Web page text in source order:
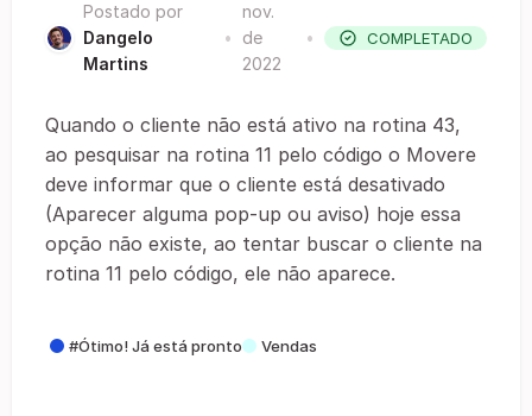
Postado por
Dangelo
Martins
•
nov.
de
2022
• COMPLETADO
Quando o cliente não está ativo na rotina 43,
ao pesquisar na rotina 11 pelo código o Movere
deve informar que o cliente está desativado
(Aparecer alguma pop-up ou aviso) hoje essa
opção não existe, ao tentar buscar o cliente na
rotina 11 pelo código, ele não aparece.
#Ótimo! Já está pronto Vendas